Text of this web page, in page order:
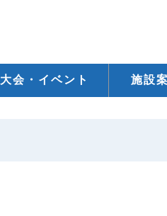
大会・イベント 施設